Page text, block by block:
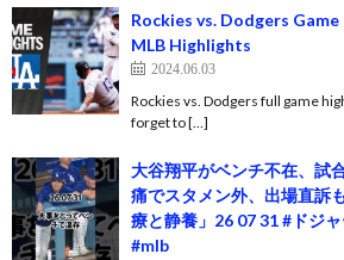
Rockies vs. Dodgers
MLB Highlights
2024.06.03
Rockies vs. Dodgers full game
forget to […]
大谷翔平がベンチ不在、
痛でスタメン外、出場直訴
療と静養」26 07 31 #ドジ
#mlb